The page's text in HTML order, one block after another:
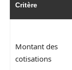
Critère
Montant des
cotisations